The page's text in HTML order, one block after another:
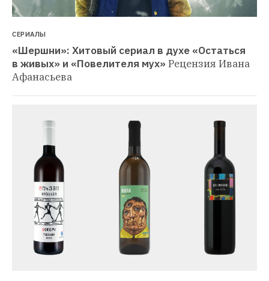
СЕРИАЛЫ
«Шершни»: Хитовый сериал в духе «Остаться
в живых» и «Повелителя мух» Рецензия Ивана
Афанасьева